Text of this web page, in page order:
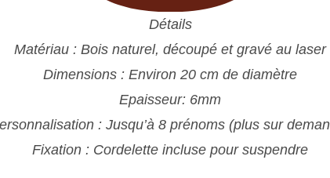
Détails
Matériau : Bois naturel, découpé et gravé au laser
Dimensions : Environ 20 cm de diamètre
Epaisseur: 6mm
: Jusqu’à 8 prénoms (plus sur
Fixation : Cordelette incluse pour suspendre